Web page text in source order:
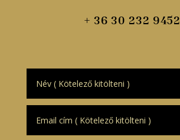
+ 36 30 232 9452